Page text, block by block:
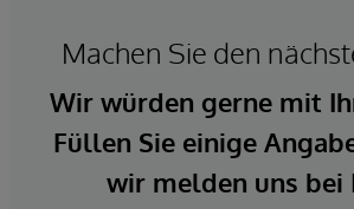
Machen Sie den
Wir würden gerne mit
Füllen Sie einige
wir melden uns bei